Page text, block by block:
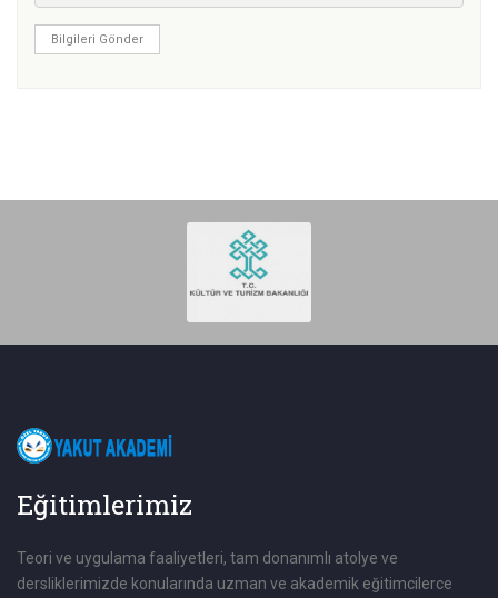
Bilgileri Gönder
Eğitimlerimiz
Teori ve uygulama faaliyetleri, tam donanımlı atolye ve
dersliklerimizde konularında uzman ve akademik eğitimcilerce